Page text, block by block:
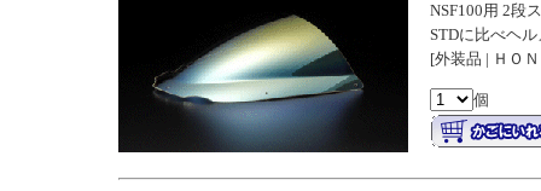
NSF100用 2段
STDに比べヘ
[外装品 | ＨＯ
個